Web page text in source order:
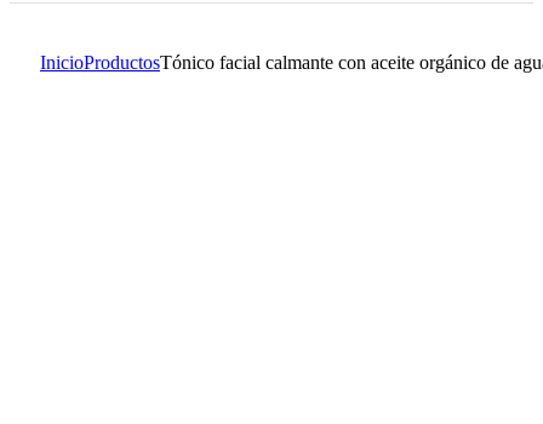
InicioProductosTónico facial calmante con aceite orgánico de